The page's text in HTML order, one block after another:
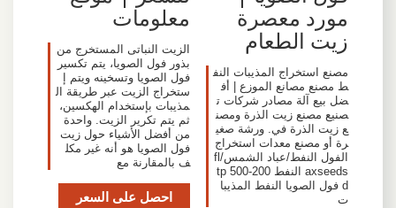
مورد معصرة
زيت الطعام
مصنع استخراج المذيبات النف
ط مصنع مصانع الموزع | أف
ضل بيع آلة مصادر شركات ت
صنيع مصنع زيت الذرة ومصن
ع زيت الذرة في. ورشة صغي
رة أو مصنع معدات استخراج
الفول النفط/عباد الشمس/fl
axseeds النفط 200-500 tp
d فول الصويا النفط المذيبا
ت
معلومات
الزيت النباتى المستخرج من
بذور فول الصويا، يتم تكسير
فول الصويا وتسخينه ويتم إ
ستخراج الزيت عبر طريقة ال
مذيبات بإستخدام الهكسين،
ثم يتم تكرير الزيت. واحدة
من أفضل الأشياء حول زيت
فول الصويا هو أنه غير مكل
ف بالمقارنة مع
احصل على السعر